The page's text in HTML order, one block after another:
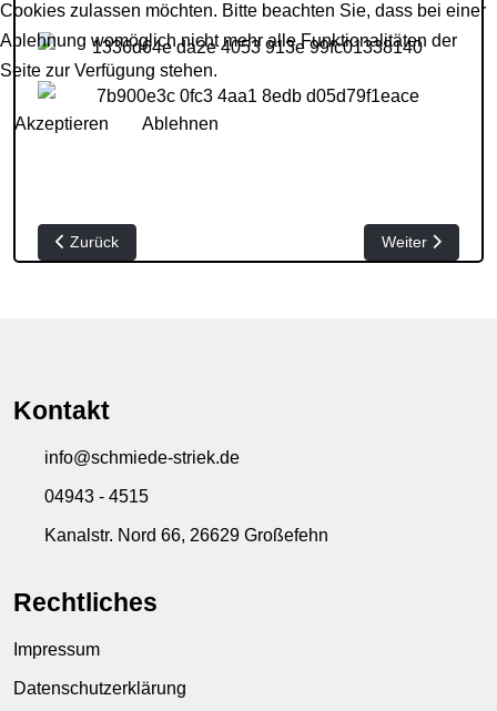
Vorheriger Beitrag: Anleuchten 29.11.24
Zurück Nächster
Weiter
Kontakt
info@schmiede-striek.de
04943 - 4515
Kanalstr. Nord 66, 26629 Großefehn
Rechtliches
Impressum
Datenschutzerklärung
Cookies zulassen möchten. Bitte beachten Sie, dass bei einer
Ablehnung womöglich nicht mehr alle Funktionalitäten der
Seite zur Verfügung stehen.
Akzeptieren Ablehnen